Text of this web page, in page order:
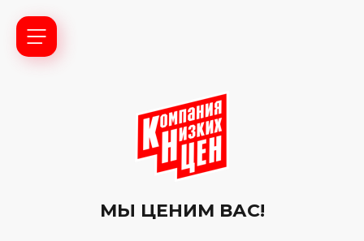
МЫ ЦЕНИМ ВАС!